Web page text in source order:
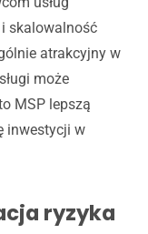
skalowalność
atrakcyjny w
może
MSP lepszą
inwestycji w
ryzyka